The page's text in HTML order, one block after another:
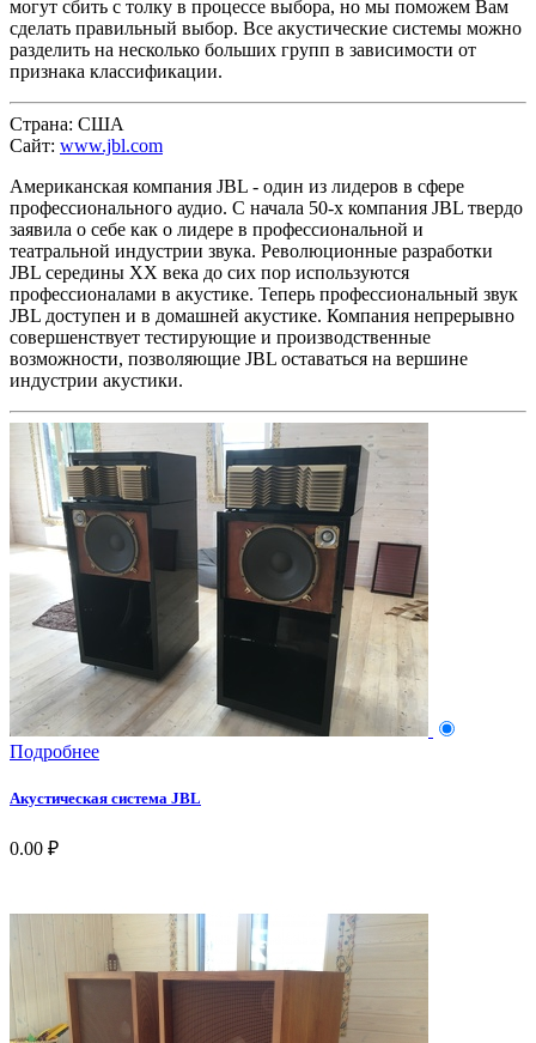
могут сбить с толку в процессе выбора, но мы поможем Вам
сделать правильный выбор. Все акустические системы можно
разделить на несколько больших групп в зависимости от
признака классификации.
Страна: США
Сайт: www.jbl.com
Американская компания JBL - один из лидеров в сфере
профессионального аудио. C начала 50-х компания JBL твердо
заявила о себе как о лидере в профессиональной и
театральной индустрии звука. Революционные разработки
JBL середины XX века до сих пор используются
профессионалами в акустике. Теперь профессиональный звук
JBL доступен и в домашней акустике. Компания непрерывно
совершенствует тестирующие и производственные
возможности, позволяющие JBL оставаться на вершине
индустрии акустики.
Подробнее
Акустическая система JBL
0.00 ₽